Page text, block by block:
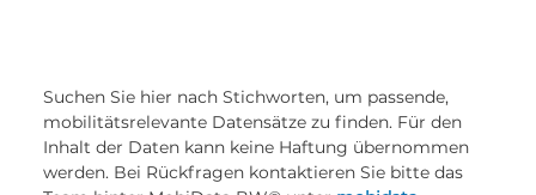
Suchen Sie hier nach Stichworten, um passende,
mobilitätsrelevante Datensätze zu finden. Für den
Inhalt der Daten kann keine Haftung übernommen
werden. Bei Rückfragen kontaktieren Sie bitte das